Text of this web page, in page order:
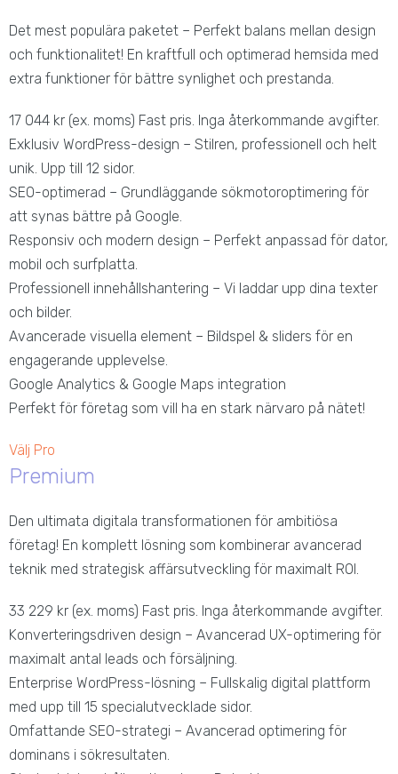
Det mest populära paketet – Perfekt balans mellan design
och funktionalitet! En kraftfull och optimerad hemsida med
extra funktioner för bättre synlighet och prestanda.
17 044 kr (ex. moms) Fast pris. Inga återkommande avgifter.
Exklusiv WordPress-design – Stilren, professionell och helt
unik. Upp till 12 sidor.
SEO-optimerad – Grundläggande sökmotoroptimering för
att synas bättre på Google.
Responsiv och modern design – Perfekt anpassad för dator,
mobil och surfplatta.
Professionell innehållshantering – Vi laddar upp dina texter
och bilder.
Avancerade visuella element – Bildspel & sliders för en
engagerande upplevelse.
Google Analytics & Google Maps integration
Perfekt för företag som vill ha en stark närvaro på nätet!
Välj Pro
Premium
Den ultimata digitala transformationen för ambitiösa
företag! En komplett lösning som kombinerar avancerad
teknik med strategisk affärsutveckling för maximalt ROI.
33 229 kr (ex. moms) Fast pris. Inga återkommande avgifter.
Konverteringsdriven design – Avancerad UX-optimering för
maximalt antal leads och försäljning.
Enterprise WordPress-lösning – Fullskalig digital plattform
med upp till 15 specialutvecklade sidor.
Omfattande SEO-strategi – Avancerad optimering för
dominans i sökresultaten.